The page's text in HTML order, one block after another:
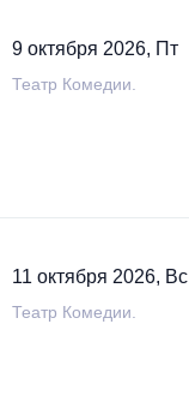
9 октября 2026, Пт
Театр Комедии.
11 октября 2026, Вс
Театр Комедии.